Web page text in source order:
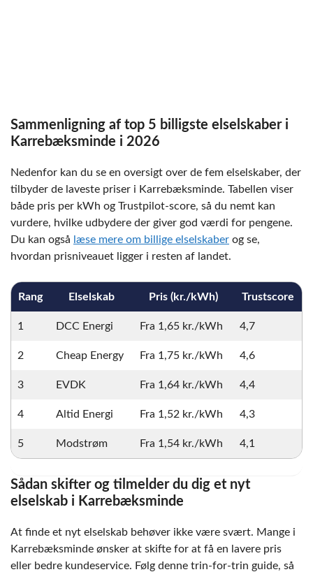
Sammenligning af top 5 billigste elselskaber i
Karrebæksminde i 2026
Nedenfor kan du se en oversigt over de fem elselskaber, der
tilbyder de laveste priser i Karrebæksminde. Tabellen viser
både pris per kWh og Trustpilot-score, så du nemt kan
vurdere, hvilke udbydere der giver god værdi for pengene.
Du kan også læse mere om billige elselskaber og se,
hvordan prisniveauet ligger i resten af landet.
Rang Elselskab Pris (kr./kWh) Trustscore
1 DCC Energi Fra 1,65 kr./kWh 4,7
2 Cheap Energy Fra 1,75 kr./kWh 4,6
3 EVDK Fra 1,64 kr./kWh 4,4
4 Altid Energi Fra 1,52 kr./kWh 4,3
5 Modstrøm Fra 1,54 kr./kWh 4,1
Sådan skifter og tilmelder du dig et nyt
elselskab i Karrebæksminde
At finde et nyt elselskab behøver ikke være svært. Mange i
Karrebæksminde ønsker at skifte for at få en lavere pris
eller bedre kundeservice. Følg denne trin-for-trin guide, så